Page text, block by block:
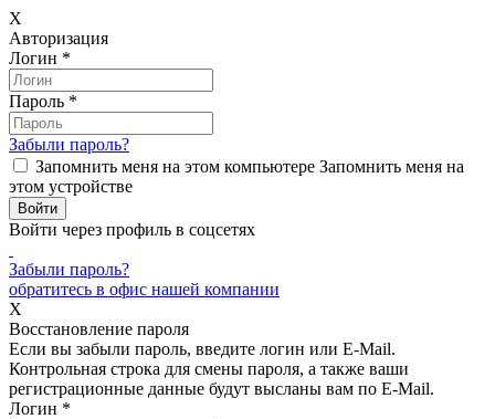
X
Авторизация
Логин *
Пароль *
Забыли пароль?
Запомнить меня на этом компьютере Запомнить меня на
этом устройстве
Войти через профиль в соцсетях
Забыли пароль?
обратитесь в офис нашей компании
X
Восстановление пароля
Если вы забыли пароль, введите логин или E-Mail.
Контрольная строка для смены пароля, а также ваши
регистрационные данные будут высланы вам по E-Mail.
Логин *